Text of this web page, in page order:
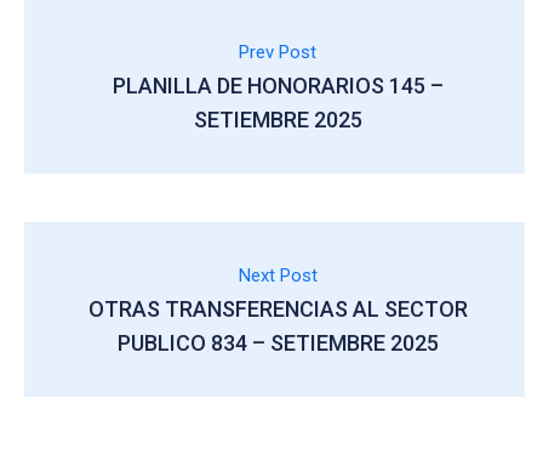
Prev Post
PLANILLA DE HONORARIOS 145 –
SETIEMBRE 2025
Next Post
OTRAS TRANSFERENCIAS AL SECTOR
PUBLICO 834 – SETIEMBRE 2025